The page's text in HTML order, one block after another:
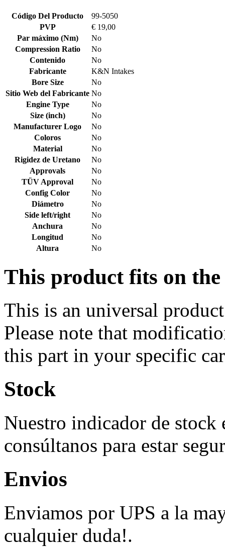
Código Del Producto
99-5050
PVP
€ 19,00
Par máximo (Nm)
No
Compression Ratio
No
Contenido
No
Fabricante
K&N Intakes
Bore Size
No
Sitio Web del Fabricante No
Engine Type
No
Size (inch)
No
Manufacturer Logo
No
Coloros
No
Material
No
Rigidez de Uretano
No
Approvals
No
TÜV Approval
No
Config Color
No
Diámetro
No
Side left/right
No
Anchura
No
Longitud
No
Altura
No
This product fits on
This is an universal
Please note that
this part in your specific
Stock
Nuestro indicador de stock
consúltanos para estar
Envios
Enviamos por UPS a la
cualquier duda!.